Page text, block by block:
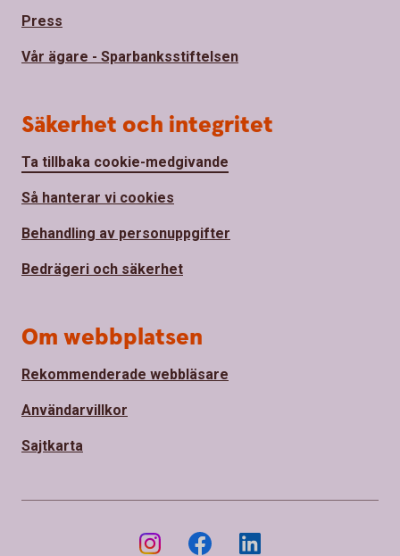
Press
Vår ägare - Sparbanksstiftelsen
Säkerhet och integritet
Ta tillbaka cookie-medgivande
Så hanterar vi cookies
Behandling av personuppgifter
Bedrägeri och säkerhet
Om webbplatsen
Rekommenderade webbläsare
Användarvillkor
Sajtkarta